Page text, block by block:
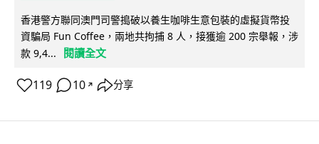
香港警方聯同澳門司警搗破以養生咖啡生意包裝的虛擬貨幣投
資騙局 Fun Coffee，兩地共拘捕 8 人，接獲逾 200 宗舉報，涉
款 9,4...
閱讀全文
119 10 ↗ 分享